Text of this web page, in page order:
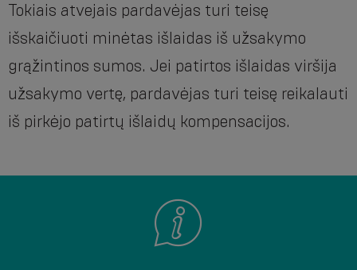
Tokiais atvejais pardavėjas turi teisę
išskaičiuoti minėtas išlaidas iš užsakymo
grąžintinos sumos. Jei patirtos išlaidas viršija
užsakymo vertę, pardavėjas turi teisę reikalauti
iš pirkėjo patirtų išlaidų kompensacijos.